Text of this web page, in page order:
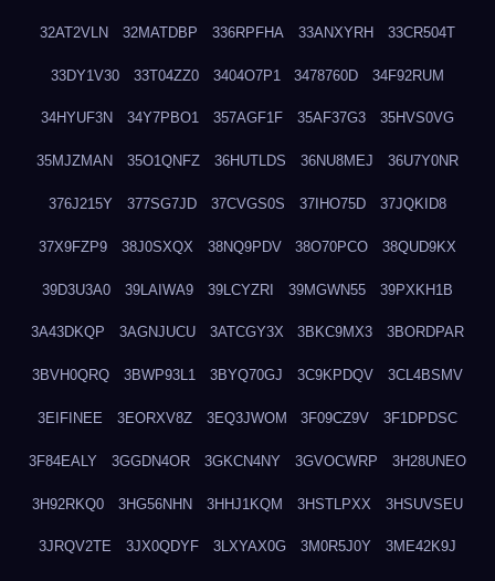
32AT2VLN 32MATDBP 336RPFHA 33ANXYRH 33CR504T
33DY1V30 33T04ZZ0 3404O7P1 3478760D 34F92RUM
34HYUF3N 34Y7PBO1 357AGF1F 35AF37G3 35HVS0VG
35MJZMAN 35O1QNFZ 36HUTLDS 36NU8MEJ 36U7Y0NR
376J215Y 377SG7JD 37CVGS0S 37IHO75D 37JQKID8
37X9FZP9 38J0SXQX 38NQ9PDV 38O70PCO 38QUD9KX
39D3U3A0 39LAIWA9 39LCYZRI 39MGWN55 39PXKH1B
3A43DKQP 3AGNJUCU 3ATCGY3X 3BKC9MX3 3BORDPAR
3BVH0QRQ 3BWP93L1 3BYQ70GJ 3C9KPDQV 3CL4BSMV
3EIFINEE 3EORXV8Z 3EQ3JWOM 3F09CZ9V 3F1DPDSC
3F84EALY 3GGDN4OR 3GKCN4NY 3GVOCWRP 3H28UNEO
3H92RKQ0 3HG56NHN 3HHJ1KQM 3HSTLPXX 3HSUVSEU
3JRQV2TE 3JX0QDYF 3LXYAX0G 3M0R5J0Y 3ME42K9J